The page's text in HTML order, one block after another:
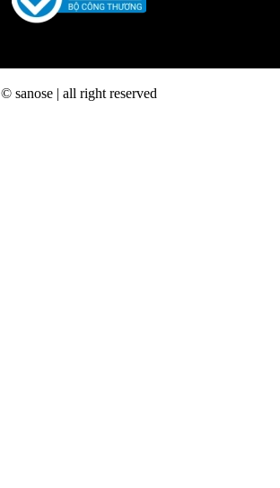
© sanose | all right reserved